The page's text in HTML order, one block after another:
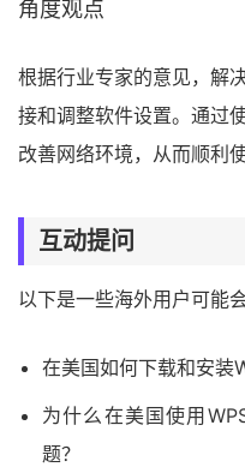
角度观点
根据行业专家的意见，解
接和调整软件设置。通过
改善网络环境，从而顺利
互动提问
以下是一些海外用户可能
在美国如何下载和安装
为什么在美国使用
题？